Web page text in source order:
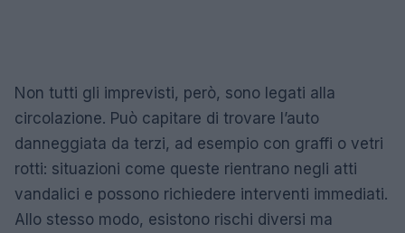
Non tutti gli imprevisti, però, sono legati alla
circolazione. Può capitare di trovare l’auto
danneggiata da terzi, ad esempio con graffi o vetri
rotti: situazioni come queste rientrano negli atti
vandalici e possono richiedere interventi immediati.
Allo stesso modo, esistono rischi diversi ma